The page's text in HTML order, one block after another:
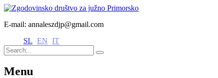
E-mail: annaleszdjp@gmail.com
SL EN IT
Menu